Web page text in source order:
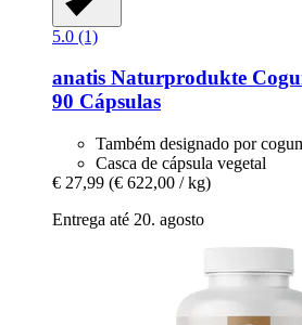
5.0 (1)
anatis Naturprodukte
90 Cápsulas
Também designado por
Casca de cápsula vegetal
€ 27,99 (€ 622,00 / kg)
Entrega até 20. agosto